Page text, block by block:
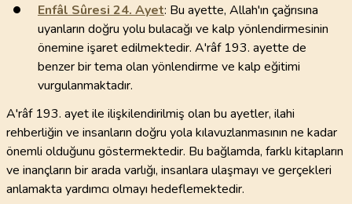
Enfâl Sûresi 24. Ayet: Bu ayette, Allah'ın çağrısına
uyanların doğru yolu bulacağı ve kalp yönlendirmesinin
önemine işaret edilmektedir. A'râf 193. ayette de
benzer bir tema olan yönlendirme ve kalp eğitimi
vurgulanmaktadır.
A'râf 193. ayet ile ilişkilendirilmiş olan bu ayetler, ilahi
rehberliğin ve insanların doğru yola kılavuzlanmasının ne kadar
önemli olduğunu göstermektedir. Bu bağlamda, farklı kitapların
ve inançların bir arada varlığı, insanlara ulaşmayı ve gerçekleri
anlamakta yardımcı olmayı hedeflemektedir.